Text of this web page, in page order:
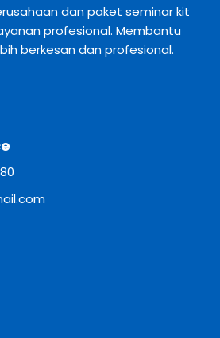
dan paket seminar kit
profesional. Membantu
berkesan dan profesional.